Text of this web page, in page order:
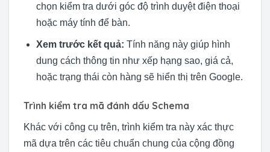
chọn kiểm tra dưới góc độ trình duyệt điện thoại
hoặc máy tính để bàn.
Xem trước kết quả: Tính năng này giúp hình
dung cách thông tin như xếp hạng sao, giá cả,
hoặc trạng thái còn hàng sẽ hiển thị trên Google.
Trình kiểm tra mã đánh dấu Schema
Khác với công cụ trên, trình kiểm tra này xác thực
mã dựa trên các tiêu chuẩn chung của cộng đồng